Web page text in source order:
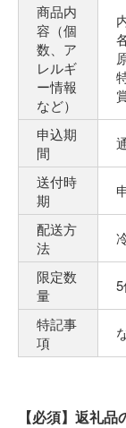
商品内
容（個
数、ア
レルギ
ー情報
など）
申込期
間
送付時
期
配送方
法
限定数
量
特記事
項
【必須】返礼